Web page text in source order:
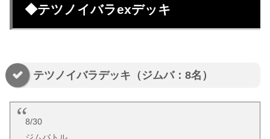
◆テツノイバラexデッキ
テツノイバラデッキ（ジムバ：8名）
8/30